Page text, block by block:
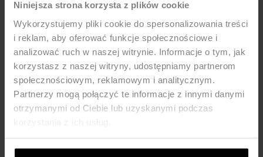
Niniejsza strona korzysta z plików cookie
Wykorzystujemy pliki cookie do spersonalizowania treści
i reklam, aby oferować funkcje społecznościowe i
analizować ruch w naszej witrynie. Informacje o tym, jak
korzystasz z naszej witryny, udostępniamy partnerom
społecznościowym, reklamowym i analitycznym.
Partnerzy mogą połączyć te informacje z innymi danymi
otrzymanymi od Ciebie lub uzyskanymi podczas
Bluzka z rękawem kimono - wzór
Jeansowe spodnie bootcut -
białe
ZŁ
MOŻE CI SIĘ SPODOBAĆ